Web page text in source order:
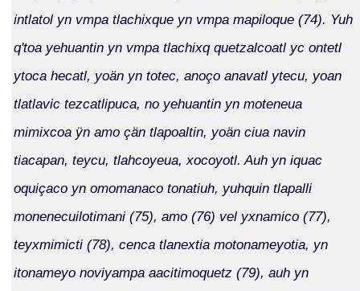
intlatol yn vmpa tlachixque yn vmpa mapiloque (74). Yuh
q'toa yehuantin yn vmpa tlachixq quetzalcoatl yc ontetl
ytoca hecatl, yoän yn totec, anoço anavatl ytecu, yoan
tlatlavic tezcatlipuca, no yehuantin yn moteneua
mimixcoa ÿn amo çän tlapoaltin, yoän ciua navin
tiacapan, teycu, tlahcoyeua, xocoyotl. Auh yn iquac
oquiçaco yn omomanaco tonatiuh, yuhquin tlapalli
monenecuilotimani (75), amo (76) vel yxnamico (77),
teyxmimicti (78), cenca tlanextia motonameyotia, yn
itonameyo noviyampa aacitimoquetz (79), auh yn